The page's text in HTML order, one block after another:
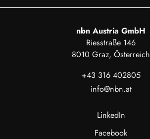
Betriebstemperaturbereich
nbn Austria GmbH
Riesstraße 146
8010 Graz, Österreich
+43 316 402805
info@nbn.at
LinkedIn
Facebook